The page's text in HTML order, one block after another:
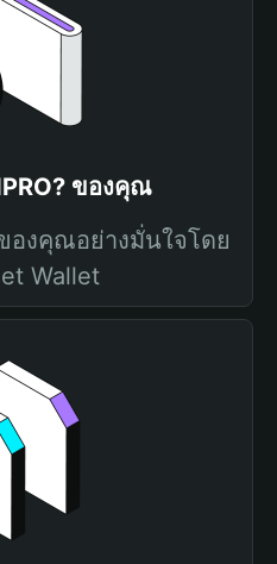
ของคุณ
องคุณอย่างมั่นใจโดย
Wallet